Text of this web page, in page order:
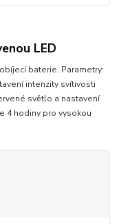
LED
baterie. Parametry:
intenzity svítivosti
světlo a nastavení
4 hodiny pro vysokou